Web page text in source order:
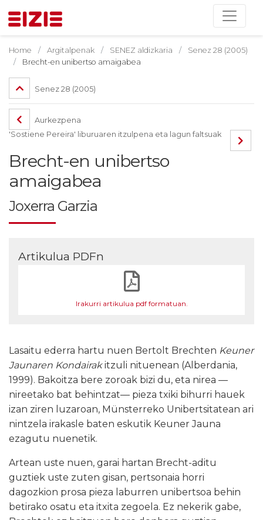
Home Argitalpenak SENEZ aldizkaria
Senez 28 (2005)
Brecht-en unibertso amaigabea
Senez 28 (2005)
Aurkezpena
'Sostiene Pereira' liburuaren itzulpena eta lagun faltsuak
Brecht-en unibertso
amaigabea
Joxerra Garzia
Artikulua PDFn
Irakurri artikulua pdf formatuan.
Lasaitu ederra hartu nuen Bertolt Brechten Keuner
Jaunaren Kondairakitzuli nituenean (Alberdania,
1999). Bakoitza bere zoroak bizi du, eta nirea —
nireetako bat behintzat— pieza txiki bihurri hauek
izan ziren luzaroan, Münsterreko Unibertsitatean ari
nintzela irakasle baten eskutik Keuner Jauna
ezagutu nuenetik.
Artean uste nuen, garai hartan Brecht-aditu
guztiek uste zuten gisan, pertsonaia horri
dagozkion prosa pieza laburren unibertsoa behin
betirako osatu eta itxita zegoela. Ez nekerik gabe,